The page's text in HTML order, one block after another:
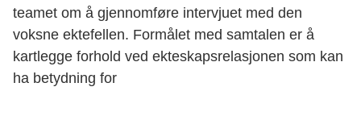
teamet om å gjennomføre intervjuet med den
voksne ektefellen. Formålet med samtalen er å
kartlegge forhold ved ekteskapsrelasjonen som kan
ha betydning for